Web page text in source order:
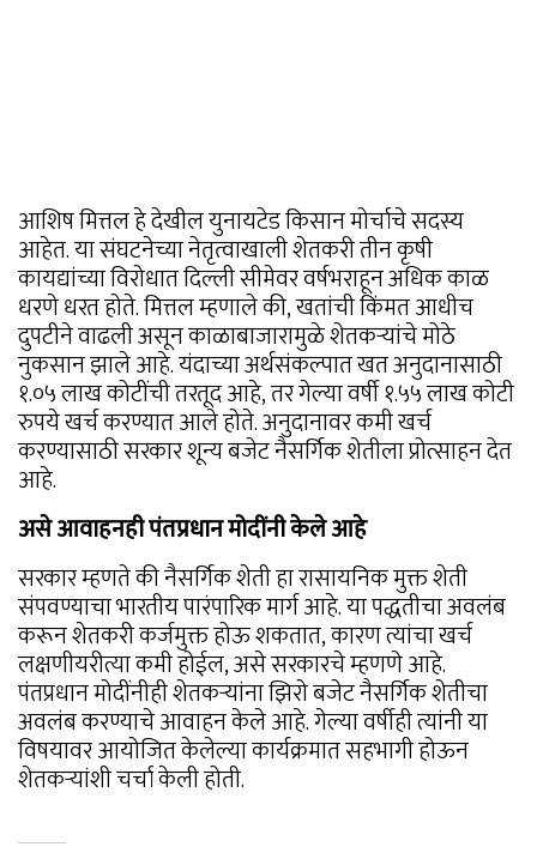
आशिष मित्तल हे देखील युनायटेड किसान मोर्चाचे सदस्य
आहेत. या संघटनेच्या नेतृत्वाखाली शेतकरी तीन कृषी
कायद्यांच्या विरोधात दिल्ली सीमेवर वर्षभराहून अधिक काळ
धरणे धरत होते. मित्तल म्हणाले की, खतांची किंमत आधीच
दुपटीने वाढली असून काळाबाजारामुळे शेतकऱ्यांचे मोठे
नुकसान झाले आहे. यंदाच्या अर्थसंकल्पात खत अनुदानासाठी
१.०५ लाख कोटींची तरतूद आहे, तर गेल्या वर्षी १.५५ लाख कोटी
रुपये खर्च करण्यात आले होते. अनुदानावर कमी खर्च
करण्यासाठी सरकार शून्य बजेट नैसर्गिक शेतीला प्रोत्साहन देत
आहे.
असे आवाहनही पंतप्रधान मोदींनी केले आहे
सरकार म्हणते की नैसर्गिक शेती हा रासायनिक मुक्त शेती
संपवण्याचा भारतीय पारंपारिक मार्ग आहे. या पद्धतीचा अवलंब
करून शेतकरी कर्जमुक्त होऊ शकतात, कारण त्यांचा खर्च
लक्षणीयरीत्या कमी होईल, असे सरकारचे म्हणणे आहे.
पंतप्रधान मोदींनीही शेतकऱ्यांना झिरो बजेट नैसर्गिक शेतीचा
अवलंब करण्याचे आवाहन केले आहे. गेल्या वर्षीही त्यांनी या
विषयावर आयोजित केलेल्या कार्यक्रमात सहभागी होऊन
शेतकऱ्यांशी चर्चा केली होती.